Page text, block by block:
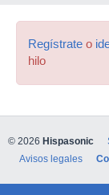
Regístrate o
hilo
© 2026 Hispasonic
Avisos legales